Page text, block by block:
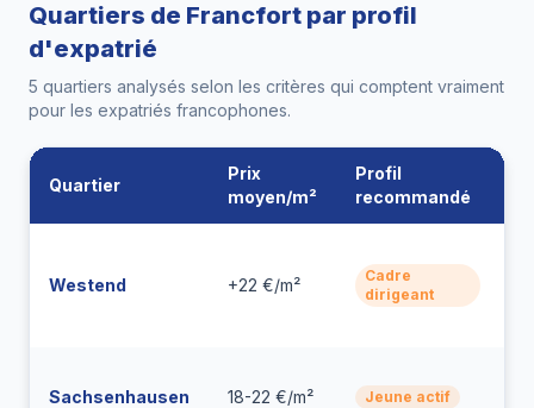
Quartiers de Francfort par profil
d'expatrié
5 quartiers analysés selon les critères qui comptent vraiment
pour les expatriés francophones.
Quartier
Prix
moyen/m²
Profil
recommandé
Westend +22 €/m²
Cadre
dirigeant
Sachsenhausen 18-22 €/m² Jeune actif